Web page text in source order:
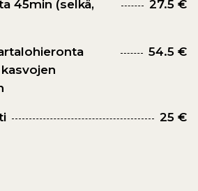
45min (selkä,
27.5 €
54.5 €
25 €